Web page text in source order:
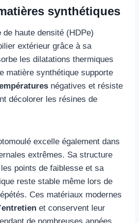
synthétiques
de haute densité (HDPe)
extérieur grâce à sa
les dilatations thermiques
matière synthétique supporte
négatives et résiste
décolorer les résines de
excelle également dans
extrêmes. Sa structure
points de faiblesse et sa
reste stable même lors de
Ces matériaux modernes
entretien et conservent leur